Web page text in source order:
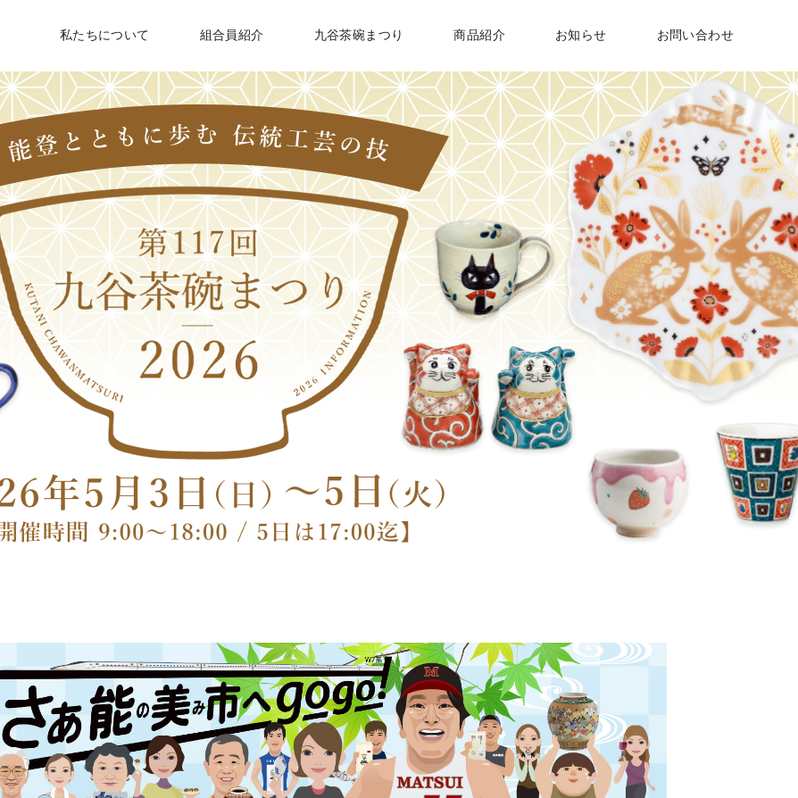
私たちについて 組合員紹介 九谷茶碗まつり 商品紹介 お知らせ お問い合わせ